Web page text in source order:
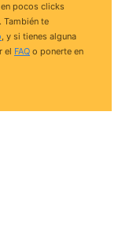
pocos clicks
te
, y si tienes alguna
el FAQ o ponerte en